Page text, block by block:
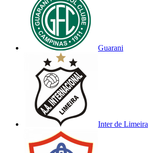
Guarani
Inter de Limeira